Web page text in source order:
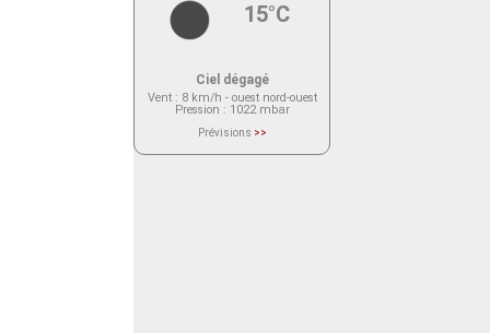
15°C
Ciel dégagé
Vent: 8 km/h - ouest nord-ouest
Pression : 1022 mbar
Prévisions >>
actuellement aucune prévision